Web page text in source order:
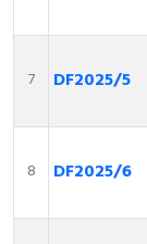
7 DF2025/5
8 DF2025/6